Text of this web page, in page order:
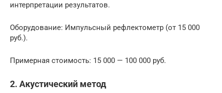
интерпретации результатов.
Оборудование: Импульсный рефлектометр (от 15 000
руб.).
Примерная стоимость: 15 000 — 100 000 руб.
2. Акустический метод